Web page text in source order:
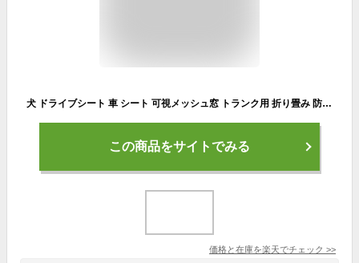
犬 ドライブシート 車 シート 可視メッシュ窓 トランク用 折り畳み 防水 滑り止め 犬用 ペット カーシート ペットシート カバー 車用 後部座席 後部座席シート オックスフォード 猫 ペット用 多車種通用
この商品をサイトでみる
価格と在庫を楽天でチェック >>